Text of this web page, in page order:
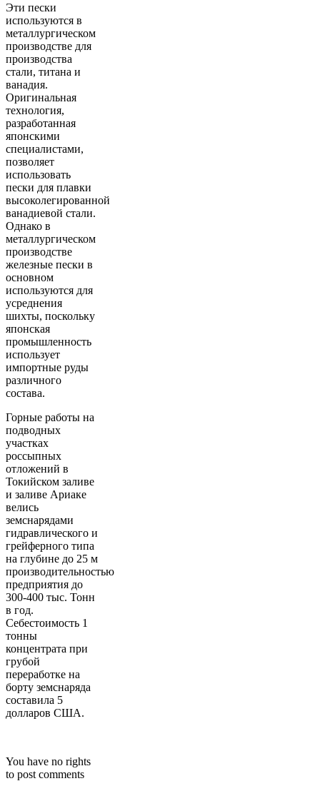
Эти пески
используются в
металлургическом
производстве для
производства
стали, титана и
ванадия.
Оригинальная
технология,
разработанная
японскими
специалистами,
позволяет
использовать
пески для плавки
высоколегированной
ванадиевой стали.
Однако в
металлургическом
производстве
железные пески в
основном
используются для
усреднения
шихты, поскольку
японская
промышленность
использует
импортные руды
различного
состава.
Горные работы на
подводных
участках
россыпных
отложений в
Токийском заливе
и заливе Ариаке
велись
земснарядами
гидравлического и
грейферного типа
на глубине до 25 м
производительностью
предприятия до
300-400 тыс. Тонн
в год.
Себестоимость 1
тонны
концентрата при
грубой
переработке на
борту земснаряда
составила 5
долларов США.
You have no rights
to post comments